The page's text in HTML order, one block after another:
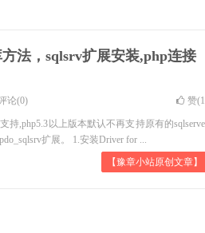
法，sqlsrv扩展安装,php连接
论(0) 赞(1
持,php5.3以上版本默认不再支持原有的
扩展。 1.安装Driver for ...
【豫章小站原创文章】